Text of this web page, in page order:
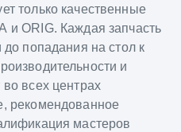
только качественные
и ORIG. Каждая запчасть
попадания на стол к
и
всех центрах
рекомендованное
мастеров